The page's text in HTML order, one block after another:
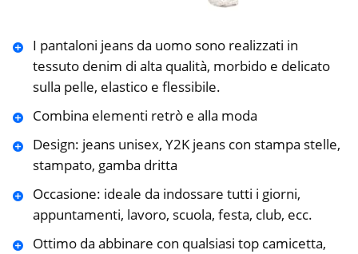
I pantaloni jeans da uomo sono realizzati in
tessuto denim di alta qualità, morbido e delicato
sulla pelle, elastico e flessibile.
Combina elementi retrò e alla moda
Design: jeans unisex, Y2K jeans con stampa stelle,
stampato, gamba dritta
Occasione: ideale da indossare tutti i giorni,
appuntamenti, lavoro, scuola, festa, club, ecc.
Ottimo da abbinare con qualsiasi top camicetta,